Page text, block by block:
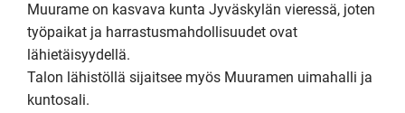
Muurame on kasvava kunta Jyväskylän vieressä, joten
työpaikat ja harrastusmahdollisuudet ovat
lähietäisyydellä.
Talon lähistöllä sijaitsee myös Muuramen uimahalli ja
kuntosali.